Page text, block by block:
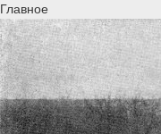
Главное